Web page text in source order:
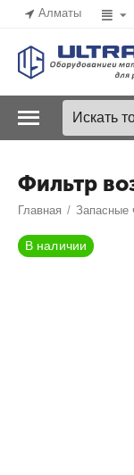
Алматы
Фильтр
Главная / Запасные
В наличии